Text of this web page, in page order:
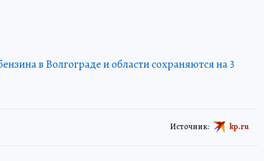
в Волгограде и области сохраняются на 3
Источник: kp.ru